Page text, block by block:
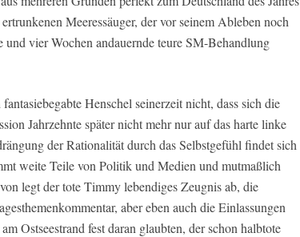
Meeressäuger, der vor seinem Ableben noch
vier Wochen andauernde teure SM-Behandlung
Henschel seinerzeit nicht, dass sich die
Jahrzehnte später nicht mehr nur auf das harte linke
der Rationalität durch das Selbstgefühl findet sich
weite Teile von Politik und Medien und mutmaßlich
legt der tote Timmy lebendiges Zeugnis ab, die
aber eben auch die Einlassungen
Ostseestrand fest daran glaubten, der schon halbtote